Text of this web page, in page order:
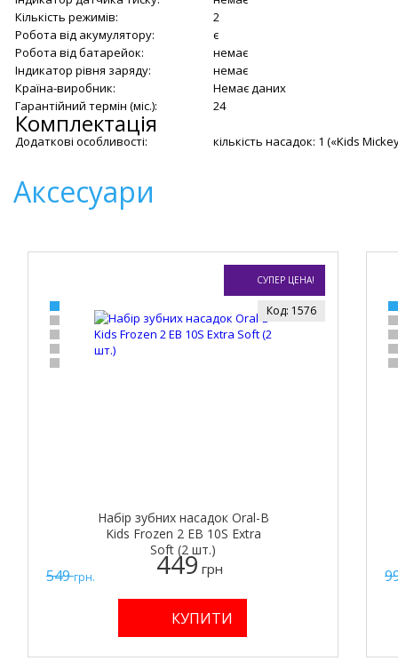
Кількість режимів:
2
Робота від акумулятору:
є
Робота від батарейок:
немає
Індикатор рівня заряду:
немає
Країна-виробник:
Немає даних
Гарантійний термін (міс.):
24
Комплектація
Додаткові особливості: кількість насадок: 1 («Kids
Аксесуари
СУПЕР ЦЕНА!
549грн.
Набір зубних насадок Oral-B
Kids Frozen 2 EB 10S Extra
Soft (2 шт.)
Код: 1576
449грн